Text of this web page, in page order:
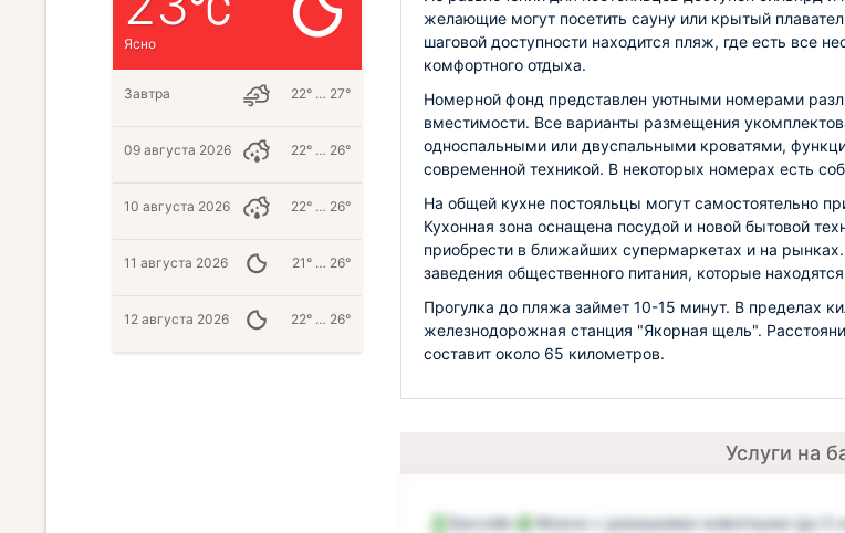
желающие могут посетить сауну или крытый
шаговой доступности находится пляж, где есть все
комфортного отдыха.
Номерной фонд представлен уютными номерами
вместимости. Все варианты размещения
односпальными или двуспальными кроватями,
современной техникой. В некоторых номерах есть
На общей кухне постояльцы могут самостоятельно
Кухонная зона оснащена посудой и новой бытовой
приобрести в ближайших супермаркетах и на
заведения общественного питания, которые
Прогулка до пляжа займет 10-15 минут. В пределах
железнодорожная станция "Якорная щель".
составит около 65 километров.
Услуги на
Бассейн Можно с домашними животными (до 5
Ясно
Завтра 22° … 27°
09 августа 2026 22° … 26°
10 августа 2026 22° … 26°
11 августа 2026 21° … 26°
12 августа 2026 22° … 26°